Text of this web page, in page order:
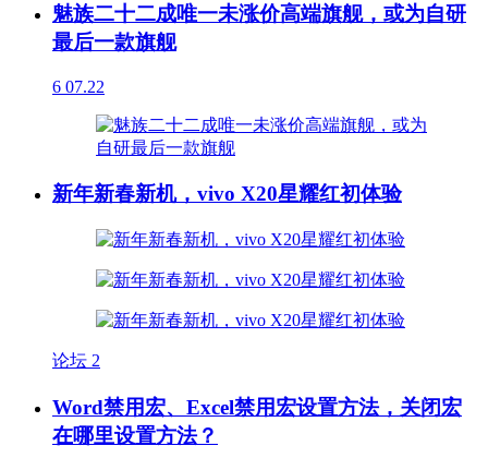
魅族二十二成唯一未涨价高端旗舰，或为自研
最后一款旗舰
6 07.22
新年新春新机，vivo X20星耀红初体验
论坛 2
Word禁用宏、Excel禁用宏设置方法，关闭宏
在哪里设置方法？